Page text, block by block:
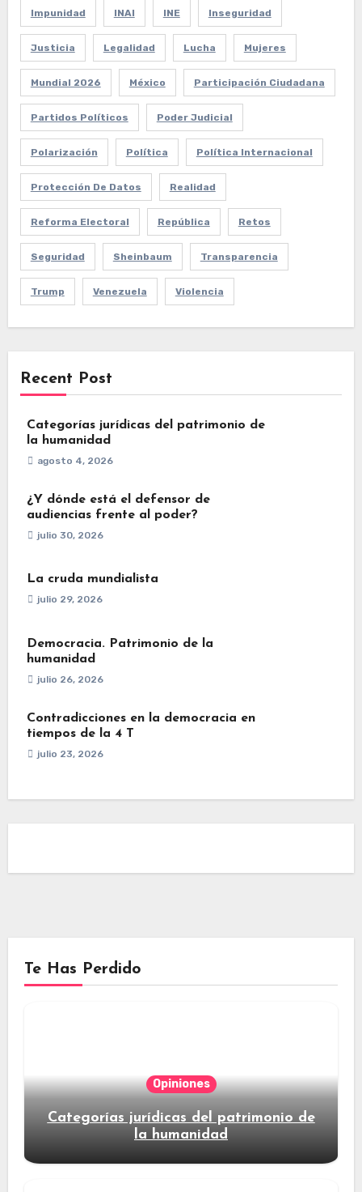
Impunidad INAI INE Inseguridad
Justicia Legalidad Lucha Mujeres
Mundial 2026 México Participación Ciudadana
Partidos Políticos Poder Judicial
Polarización Política Política Internacional
Protección De Datos Realidad
Reforma Electoral República Retos
Seguridad Sheinbaum Transparencia
Trump Venezuela Violencia
Recent Post
Categorías jurídicas del patrimonio de
la humanidad
agosto 4, 2026
¿Y dónde está el defensor de
audiencias frente al poder?
julio 30, 2026
La cruda mundialista
julio 29, 2026
Democracia. Patrimonio de la
humanidad
julio 26, 2026
Contradicciones en la democracia en
tiempos de la 4 T
julio 23, 2026
Te Has Perdido
Opiniones
Categorías jurídicas del patrimonio de
la humanidad